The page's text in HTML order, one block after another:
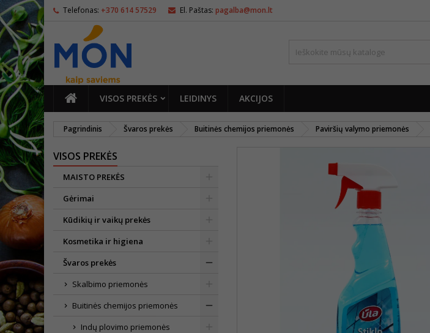
Telefonas: +370 614 57529 El. Paštas: pagalba@mon.lt
PAGRINDINIS
VISOS PREKĖS LEIDINYS AKCIJOS
Pagrindinis Švaros prekės Buitinės chemijos priemonės Paviršių valymo priemonės
VISOS PREKĖS
MAISTO PREKĖS
Gėrimai
Kūdikių ir vaikų prekės
Kosmetika ir higiena
Švaros prekės
Skalbimo priemonės
Buitinės chemijos priemonės
Indų plovimo priemonės